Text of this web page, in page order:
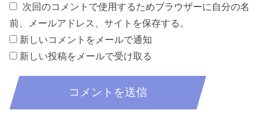
次回のコメントで使用するためブラウザーに自分の名
前、メールアドレス、サイトを保存する。
新しいコメントをメールで通知
新しい投稿をメールで受け取る